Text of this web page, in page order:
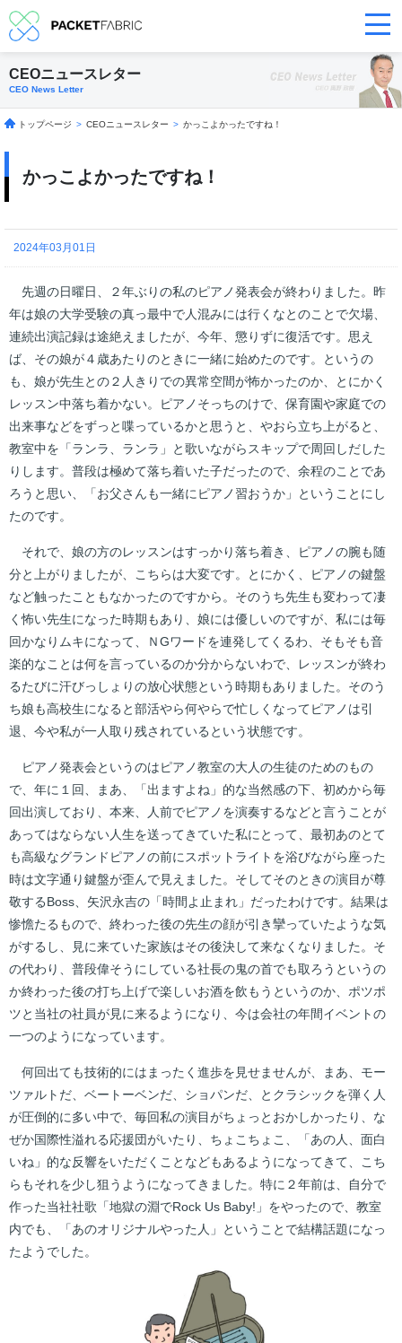
CEOニュースレター
CEO News Letter
トップページ > CEOニュースレター > かっこよかったですね！
かっこよかったですね！
2024年03月01日
先週の日曜日、２年ぶりの私のピアノ発表会が終わりました。昨
年は娘の大学受験の真っ最中で人混みには行くなとのことで欠場、
連続出演記録は途絶えましたが、今年、懲りずに復活です。思え
ば、その娘が４歳あたりのときに一緒に始めたのです。というの
も、娘が先生との２人きりでの異常空間が怖かったのか、とにかく
レッスン中落ち着かない。ピアノそっちのけで、保育園や家庭での
出来事などをずっと喋っているかと思うと、やおら立ち上がると、
教室中を「ランラ、ランラ」と歌いながらスキップで周回しだした
りします。普段は極めて落ち着いた子だったので、余程のことであ
ろうと思い、「お父さんも一緒にピアノ習おうか」ということにし
たのです。
それで、娘の方のレッスンはすっかり落ち着き、ピアノの腕も随
分と上がりましたが、こちらは大変です。とにかく、ピアノの鍵盤
など触ったこともなかったのですから。そのうち先生も変わって凄
く怖い先生になった時期もあり、娘には優しいのですが、私には毎
回かなりムキになって、ＮGワードを連発してくるわ、そもそも音
楽的なことは何を言っているのか分からないわで、レッスンが終わ
るたびに汗びっしょりの放心状態という時期もありました。そのう
ち娘も高校生になると部活やら何やらで忙しくなってピアノは引
退、今や私が一人取り残されているという状態です。
ピアノ発表会というのはピアノ教室の大人の生徒のためのもの
で、年に１回、まあ、「出ますよね」的な当然感の下、初めから毎
回出演しており、本来、人前でピアノを演奏するなどと言うことが
あってはならない人生を送ってきていた私にとって、最初あのとて
も高級なグランドピアノの前にスポットライトを浴びながら座った
時は文字通り鍵盤が歪んで見えました。そしてそのときの演目が尊
敬するBoss、矢沢永吉の「時間よ止まれ」だったわけです。結果は
惨憺たるもので、終わった後の先生の顔が引き攣っていたような気
がするし、見に来ていた家族はその後決して来なくなりました。そ
の代わり、普段偉そうにしている社長の鬼の首でも取ろうというの
か終わった後の打ち上げで楽しいお酒を飲もうというのか、ポツポ
ツと当社の社員が見に来るようになり、今は会社の年間イベントの
一つのようになっています。
何回出ても技術的にはまったく進歩を見せませんが、まあ、モー
ツァルトだ、ベートーベンだ、ショパンだ、とクラシックを弾く人
が圧倒的に多い中で、毎回私の演目がちょっとおかしかったり、な
ぜか国際性溢れる応援団がいたり、ちょこちょこ、「あの人、面白
いね」的な反響をいただくことなどもあるようになってきて、こち
らもそれを少し狙うようになってきました。特に２年前は、自分で
作った当社社歌「地獄の淵でRock Us Baby!」をやったので、教室
内でも、「あのオリジナルやった人」ということで結構話題になっ
たようでした。